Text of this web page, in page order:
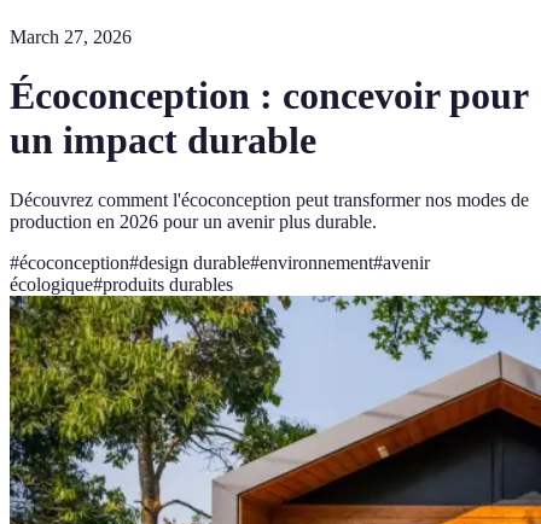
March 27, 2026
Écoconception : concevoir pour
un impact durable
Découvrez comment l'écoconception peut transformer nos modes de
production en 2026 pour un avenir plus durable.
#écoconception#design durable#environnement#avenir
écologique#produits durables